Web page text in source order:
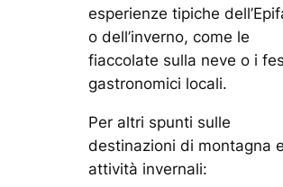
esperienze tipiche
o dell’inverno, come le
fiaccolate sulla neve o i
gastronomici locali.
Per altri spunti sulle
destinazioni di montagna
attività invernali: